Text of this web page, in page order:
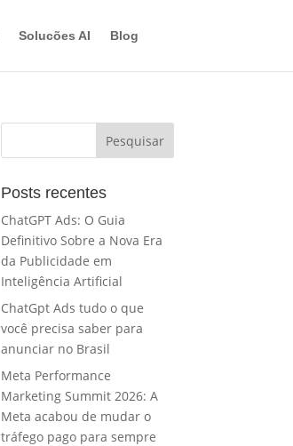
Solucões AI Blog
Posts recentes
ChatGPT Ads: O Guia
Definitivo Sobre a Nova Era
da Publicidade em
Inteligência Artificial
ChatGpt Ads tudo o que
você precisa saber para
anunciar no Brasil
Meta Performance
Marketing Summit 2026: A
Meta acabou de mudar o
tráfego pago para sempre